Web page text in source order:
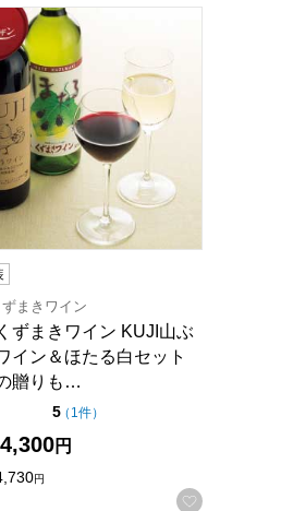
元】
＆ハーフ ナドーレロゼ、白セッ
に登録する
ずまきワイン KUJI山ぶどうワイ
まきワイン
ずまきワイン KUJI山ぶ
イン＆ほたる白セット
贈りも…
5点（5点満点中）
（ 1件の評価
）
4,300円
円
お気に入